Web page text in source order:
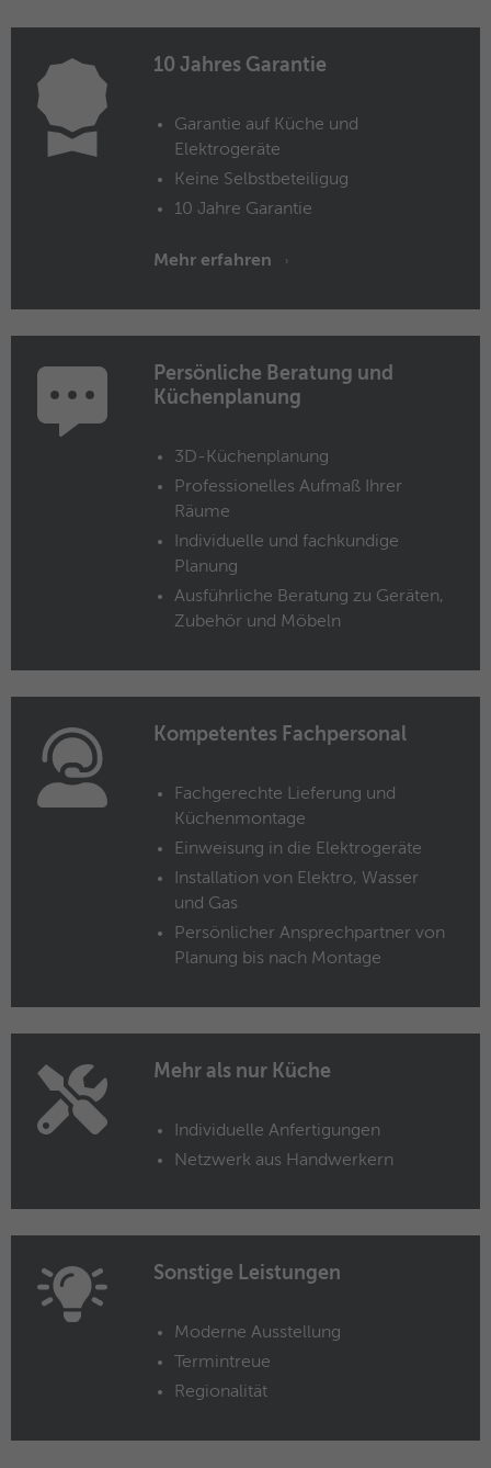
10 Jahres Garantie
Garantie auf Küche und
Elektrogeräte
Keine Selbstbeteiligug
10 Jahre Garantie
Mehr erfahren
Persönliche Beratung und
Küchenplanung
3D-Küchenplanung
Professionelles Aufmaß Ihrer
Räume
Individuelle und fachkundige
Planung
Ausführliche Beratung zu Geräten,
Zubehör und Möbeln
Kompetentes Fachpersonal
Fachgerechte Lieferung und
Küchenmontage
Einweisung in die Elektrogeräte
Installation von Elektro, Wasser
und Gas
Persönlicher Ansprechpartner von
Planung bis nach Montage
Mehr als nur Küche
Individuelle Anfertigungen
Netzwerk aus Handwerkern
Sonstige Leistungen
Moderne Ausstellung
Termintreue
Regionalität
Laufzeit 3 Monate
Zweck
verschlüsselte Facebook-ID und Browser-
Zweck
Speichert eine eindeutige Benutzer-ID,
um alle Seitenaufrufe über mehrere
_clsk
Microsoft Clarity
Browsersession
Verbindet mehrere Seitenaufrufe eines
Sitzungsaufzeichnung.
Name CLID
Anbieter Microsoft Clarity
1 Jahr
Gibt an, wann Clarity diesen Benutzer zum
ersten Mal auf einer Site gesehen hat, die
Clarity verwendet.
Name ANONCHK
Laufzeit
Name
Microsoft Clarity
Browsersession